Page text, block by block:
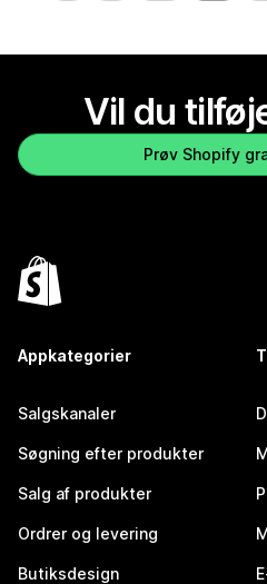
Vil du
Prøv Shopify
Appkategorier
Salgskanaler
Søgning efter produkter
Salg af produkter
Ordrer og levering
Butiksdesign